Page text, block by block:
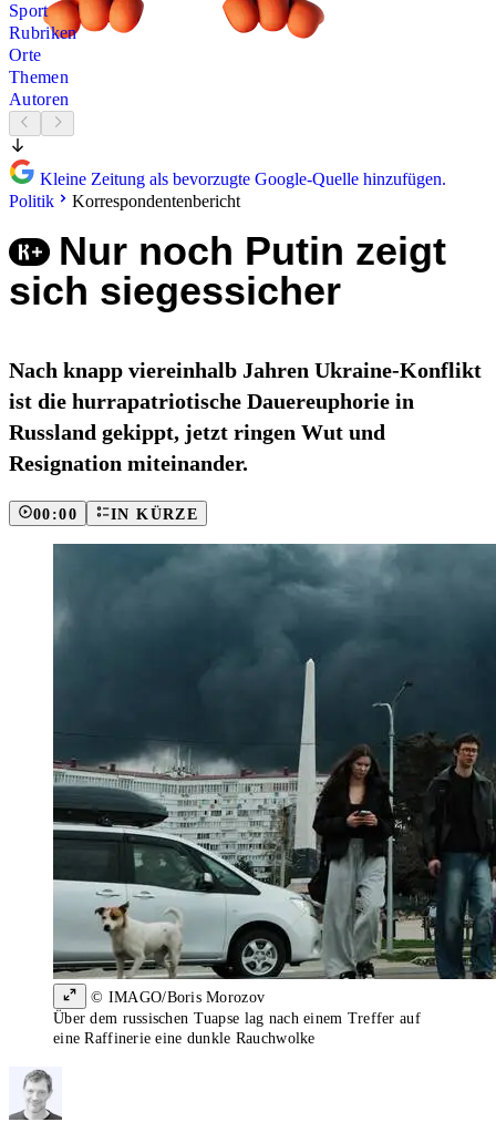
Sport
Rubriken
Orte
Themen
Autoren
Kleine Zeitung als bevorzugte Google-Quelle hinzufügen.
Politik
Korrespondentenbericht
Nur noch Putin zeigt
sich siegessicher
Nach knapp viereinhalb Jahren Ukraine-Konflikt
ist die hurrapatriotische Dauereuphorie in
Russland gekippt, jetzt ringen Wut und
Resignation miteinander.
00:00 IN KÜRZE
© IMAGO/Boris Morozov
Über dem russischen Tuapse lag nach einem Treffer auf
eine Raffinerie eine dunkle Rauchwolke